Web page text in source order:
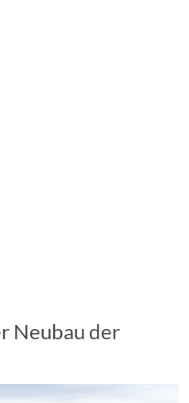
Neubau der